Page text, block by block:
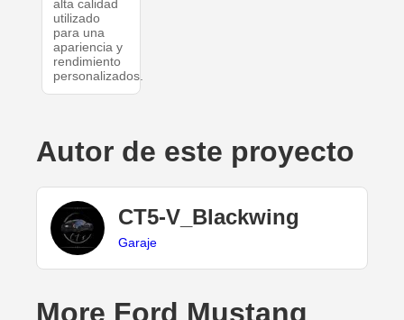
alta calidad
utilizado
para una
apariencia y
rendimiento
personalizados.
Autor de este proyecto
CT5-V_Blackwing
Garaje
More Ford Mustang